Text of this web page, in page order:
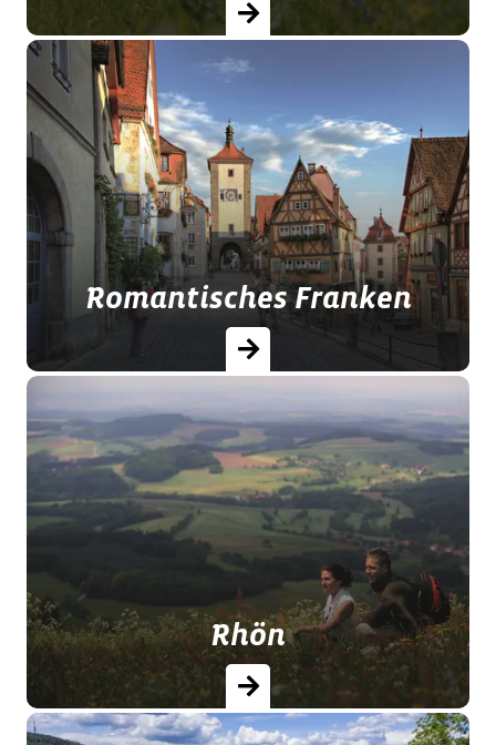
Urlaub zwisschen Wasser und Fels:
Riesiger Abenteuerspielplatz mit Kalk-
und Dolomitfelsen und
Wasservergnügen auf dem Main …
Romantisches Franken
Eine der sonnenreichsten Regionen
Deutschlands mit
geschichtsträchtigen Städten wie
Rothenburg o.d. Tauber.
Rhön